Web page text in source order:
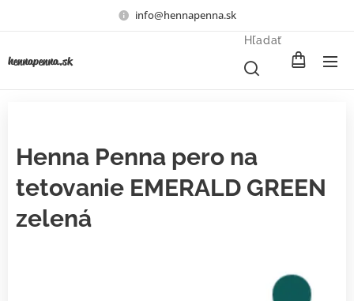
info@hennapenna.sk
hennapenna.sk
Hľadať
Henna Penna pero na
tetovanie EMERALD GREEN
zelená